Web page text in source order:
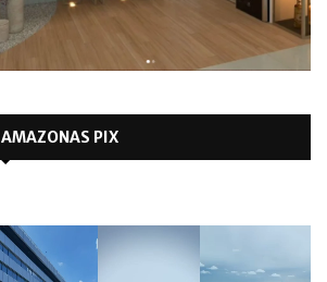
AMAZONAS PIX